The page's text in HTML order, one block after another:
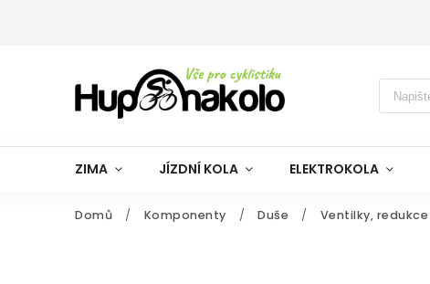
ZIMA JÍZDNÍ KOLA ELEKTROKOLA
Domů / Komponenty / Duše / Ventilky, redukce